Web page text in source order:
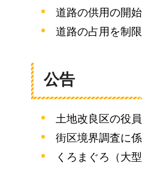
道路の供用の開始
道路の占用を制
公告
土地改良区の役
街区境界調査に
くろまぐろ（大